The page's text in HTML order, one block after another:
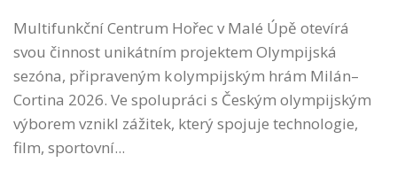
Multifunkční Centrum Hořec v Malé Úpě otevírá
svou činnost unikátním projektem Olympijská
sezóna, připraveným k olympijským hrám Milán–
Cortina 2026. Ve spolupráci s Českým olympijským
výborem vznikl zážitek, který spojuje technologie,
film, sportovní...